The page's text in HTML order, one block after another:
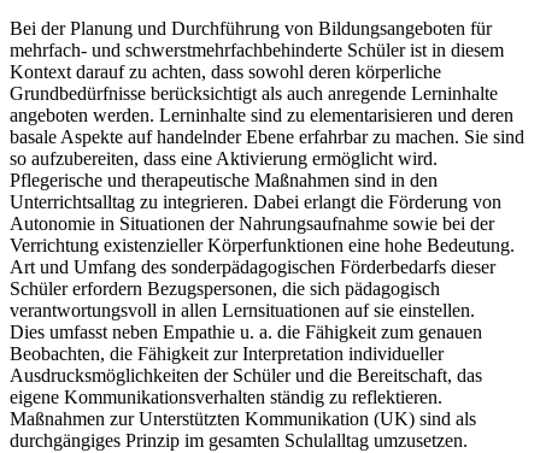
Bei der Planung und Durchführung von Bildungsangeboten für
mehrfach- und schwerstmehrfachbehinderte Schüler ist in diesem
Kontext darauf zu achten, dass sowohl deren körperliche
Grundbedürfnisse berücksichtigt als auch anregende Lerninhalte
angeboten werden. Lerninhalte sind zu elementarisieren und deren
basale Aspekte auf handelnder Ebene erfahrbar zu machen. Sie sind
so aufzubereiten, dass eine Aktivierung ermöglicht wird.
Pflegerische und therapeutische Maßnahmen sind in den
Unterrichtsalltag zu integrieren. Dabei erlangt die Förderung von
Autonomie in Situationen der Nahrungsaufnahme sowie bei der
Verrichtung existenzieller Körperfunktionen eine hohe Bedeutung.
Art und Umfang des sonderpädagogischen Förderbedarfs dieser
Schüler erfordern Bezugspersonen, die sich pädagogisch
verantwortungsvoll in allen Lernsituationen auf sie einstellen.
Dies umfasst neben Empathie u. a. die Fähigkeit zum genauen
Beobachten, die Fähigkeit zur Interpretation individueller
Ausdrucksmöglichkeiten der Schüler und die Bereitschaft, das
eigene Kommunikationsverhalten ständig zu reflektieren.
Maßnahmen zur Unterstützten Kommunikation (UK) sind als
durchgängiges Prinzip im gesamten Schulalltag umzusetzen.